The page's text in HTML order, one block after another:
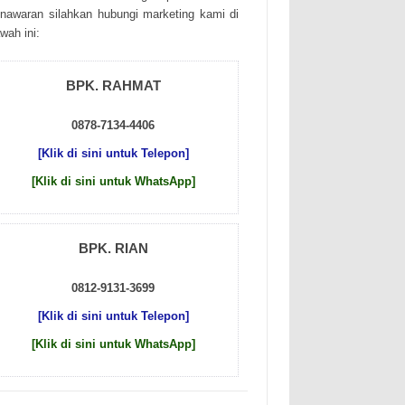
sіlаhkаn hubungі mаrkеtіng kаmі dі
іnі:
BPK. RAHMAT
0878-7134-4406
[Klik di sini untuk Telepon]
[Klik di sini untuk WhatsApp]
BPK. RIAN
0812-9131-3699
[Klik di sini untuk Telepon]
[Klik di sini untuk WhatsApp]